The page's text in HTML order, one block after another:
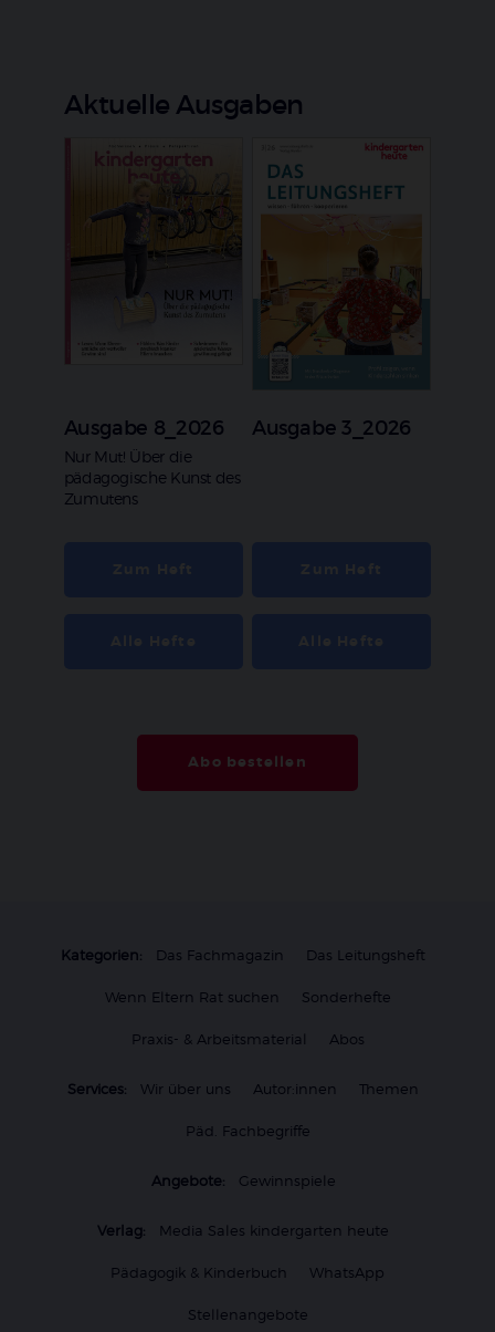
Aktuelle Ausgaben
Ausgabe 8_2026
:
Nur Mut! Über die
pädagogische Kunst des
Zumutens
Ausgabe 3_2026
Abo bestellen
Kategorien: Das Fachmagazin Das Leitungsheft
Wenn Eltern Rat suchen Sonderhefte
Praxis- & Arbeitsmaterial Abos
Services: Wir über uns Autor:innen Themen
Päd. Fachbegriffe
Angebote: Gewinnspiele
Verlag: Media Sales kindergarten heute
Pädagogik & Kinderbuch WhatsApp
Stellenangebote